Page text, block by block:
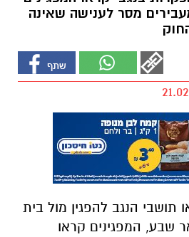
מסר לענישה שאינה
תושבי הנגב להפגין מול בית
שבע, המפגינים קראו